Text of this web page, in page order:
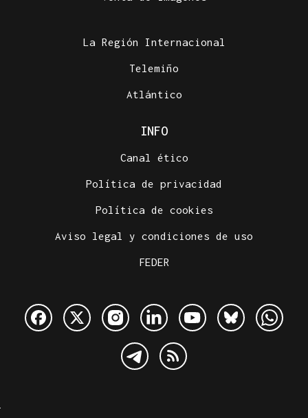
La Región Internacional
Telemiño
Atlántico
INFO
Canal ético
Política de privacidad
Política de cookies
Aviso legal y condiciones de uso
FEDER